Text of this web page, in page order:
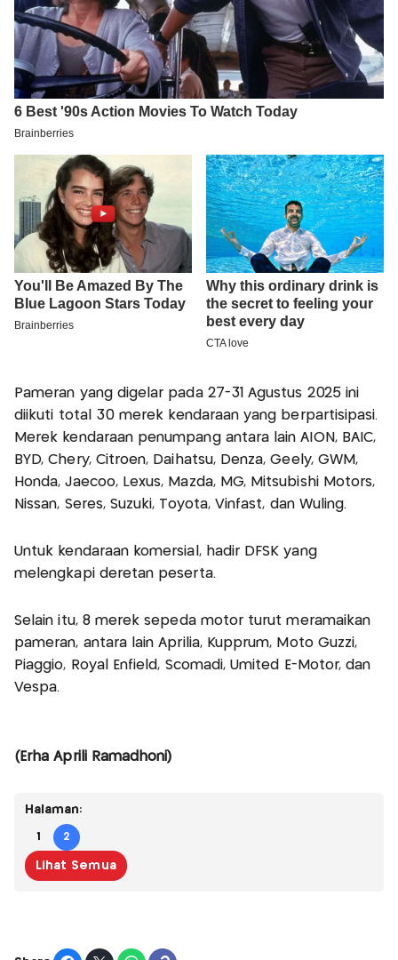
Pameran yang digelar pada 27-31 Agustus 2025 ini
diikuti total 30 merek kendaraan yang berpartisipasi.
Merek kendaraan penumpang antara lain AION, BAIC,
BYD, Chery, Citroen, Daihatsu, Denza, Geely, GWM,
Honda, Jaecoo, Lexus, Mazda, MG, Mitsubishi Motors,
Nissan, Seres, Suzuki, Toyota, Vinfast, dan Wuling.
Untuk kendaraan komersial, hadir DFSK yang
melengkapi deretan peserta.
Selain itu, 8 merek sepeda motor turut meramaikan
pameran, antara lain Aprilia, Kupprum, Moto Guzzi,
Piaggio, Royal Enfield, Scomadi, Umited E-Motor, dan
Vespa.
(Erha Aprili Ramadhoni)
Halaman:
1 2
Lihat Semua